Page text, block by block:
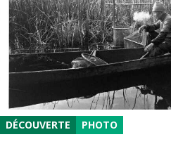
DÉCOUVERTE PHOTO